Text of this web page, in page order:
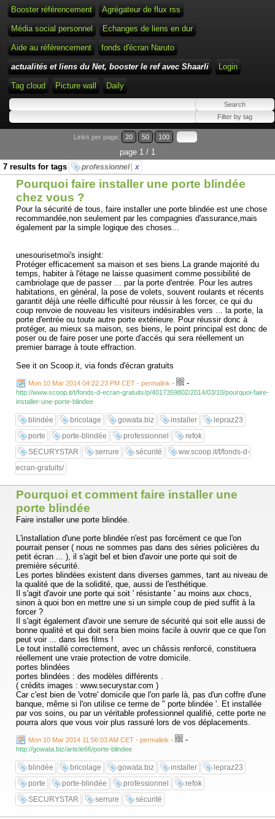
Booster référencement Agrégateur de flux rss
Média social personnel Echanges de liens en dur
Aide au référencement fonds d'écran Naruto
actualités et liens du Net, booster le ref avec Shaarli Login
Tag cloud Picture wall Daily
Links per page: 20 50 100
page 1 / 1
7 results for tags
professionnel x
Pourquoi faire installer une porte blindée
chez vous ?
Pour la sécurité de tous, faire installer une porte blindée est une chose
recommandée,non seulement par les compagnies d'assurance,mais
également par la simple logique des choses...
unesourisetmoi's insight:
Protéger efficacement sa maison et ses biens.La grande majorité du
temps, habiter à l'étage ne laisse quasiment comme possibilité de
cambriolage que de passer ... par la porte d'entrée. Pour les autres
habitations, en général, la pose de volets, souvent roulants et récents
garantit déjà une réelle difficulté pour réussir à les forcer, ce qui du
coup renvoie de nouveau les visiteurs indésirables vers ... la porte, la
porte d'entrée ou toute autre porte extérieure. Pour réussir donc à
protéger, au mieux sa maison, ses biens, le point principal est donc de
poser ou de faire poser une porte d'accés qui sera réellement un
premier barrage à toute effraction.
See it on Scoop.it, via fonds d'écran gratuits
Mon 10 Mar 2014 04:22:23 PM CET - permalink - -
http://www.scoop.it/t/fonds-d-ecran-gratuits/p/4017359802/2014/03/10/pourquoi-faire-
installer-une-porte-blindee
blindée bricolage gowata.biz installer
lepraz23
porte
porte-blindée professionnel
refok
SECURYSTAR
serrure sécurité
ww.scoop.it/t/fonds-d-
ecran-gratuits/
Pourquoi et comment faire installer une
porte blindée
Faire installer une porte blindée.
L'installation d'une porte blindée n'est pas forcément ce que l'on
pourrait penser ( nous ne sommes pas dans des séries policières du
petit écran ... ), il s'agit bel et bien d'avoir une porte qui soit de
première sécurité.
Les portes blindées existent dans diverses gammes, tant au niveau de
la qualité que de la solidité, que, aussi de l'esthétique.
Il s'agit d'avoir une porte qui soit ' résistante ' au moins aux chocs,
sinon à quoi bon en mettre une si un simple coup de pied suffit à la
forcer ?
Il s'agit également d'avoir une serrure de sécurité qui soit elle aussi de
bonne qualité et qui doit sera bien moins facile à ouvrir que ce que l'on
peut voir ... dans les films !
Le tout installé correctement, avec un châssis renforcé, constituera
réellement une vraie protection de votre domicile.
portes blindées
portes blindées : des modèles différents .
( crédits images : www.securystar.com )
Car c'est bien de 'votre' domicile que l'on parle là, pas d'un coffre d'une
banque, même si l'on utilise ce terme de " porte blindée '. Et installée
par vos soins, ou par un véritable professionnel qualifié, cette porte ne
pourra alors que vous voir plus rassuré lors de vos déplacements.
Mon 10 Mar 2014 11:56:03 AM CET - permalink - -
http://gowata.biz/article66/porte-blindee
blindée bricolage gowata.biz installer
lepraz23
porte
porte-blindée professionnel
refok
SECURYSTAR
serrure sécurité